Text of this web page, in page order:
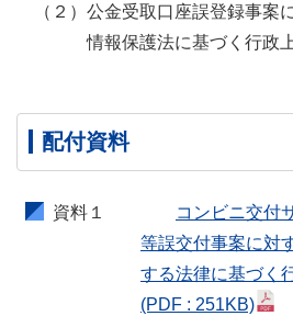
（２）公金受取口座誤登録事案
情報保護法に基づく行政
配付資料
資料１
コンビニ交付
等誤交付事案に対
する法律に基づく
(PDF : 251KB)